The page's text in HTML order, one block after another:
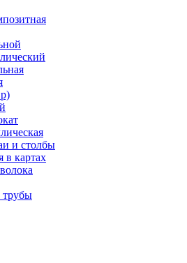
и столбы
в картах
трубы